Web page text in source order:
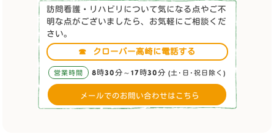
訪問看護・リハビリについて気になる点やご不
明な点がございましたら、お気軽にご相談くだ
さい。
☎ クローバー高崎に電話する
営業時間 8時30分～17時30分 (土･日･祝日除く)
メールでのお問い合わせはこちら